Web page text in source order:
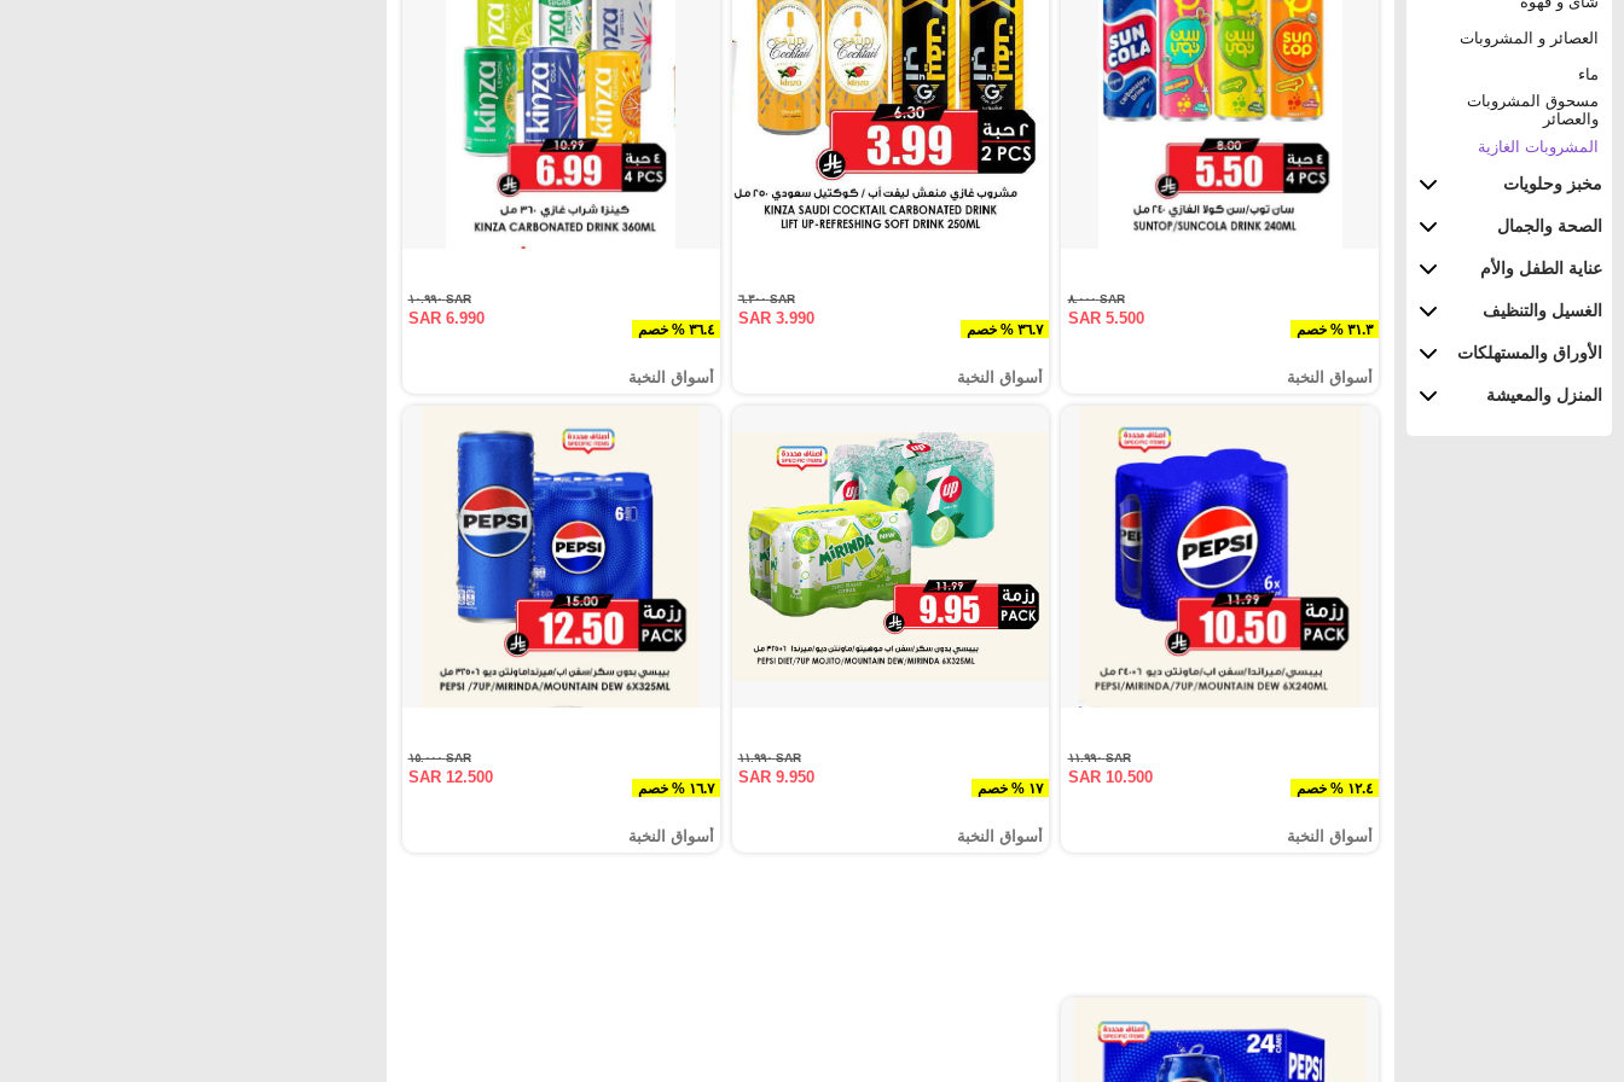
العصائر و المشروبات
ماء
مسحوق المشروبات
والعصائر
المشروبات الغازية
مخبز وحلويات
الصحة والجمال
عناية الطفل والأم
الغسيل والتنظيف
الأوراق والمستهلكات
المنزل والمعيشة
٣١.٣ % خصم
SAR ٨.٠٠٠
SAR 5.500
أسواق النخبة
٣٦.٧ % خصم
SAR ٦.٣٠٠
SAR 3.990
أسواق النخبة
٣٦.٤ % خصم
SAR ١٠.٩٩٠
SAR 6.990
أسواق النخبة
١٢.٤ % خصم
SAR ١١.٩٩٠
SAR 10.500
أسواق النخبة
١٧ % خصم
SAR ١١.٩٩٠
SAR 9.950
أسواق النخبة
١٦.٧ % خصم
SAR ١٥.٠٠٠
SAR 12.500
أسواق النخبة